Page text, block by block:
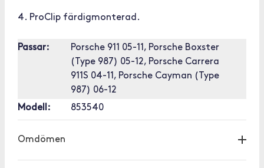
4. ProClip färdigmonterad.
Passar:
Porsche 911 05-11, Porsche Boxster
(Type 987) 05-12, Porsche Carrera
911S 04-11, Porsche Cayman (Type
987) 06-12
Modell:
853540
Omdömen